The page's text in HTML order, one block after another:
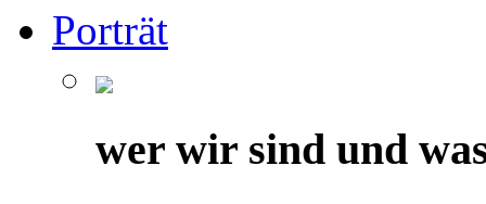
Porträt
wer wir sind und